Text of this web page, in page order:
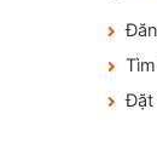
Đặt